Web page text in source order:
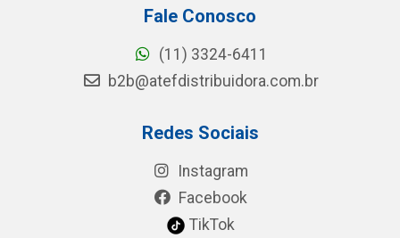
Fale Conosco
(11) 3324-6411
b2b@atefdistribuidora.com.br
Redes Sociais
Instagram
Facebook
TikTok